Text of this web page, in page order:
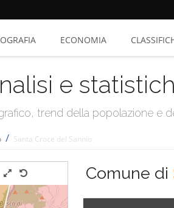
ECONOMIA
e
trend della popolazione e
/ Santa Croce del Sannio
Comune di